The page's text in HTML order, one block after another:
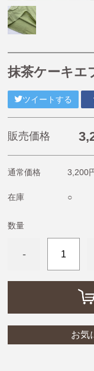
【チュニティー
ツ・ジャージ】
っこう)】
《プチプライス
くまのがっこう
はらぺこあおむ
こぐまちゃんえ
11ぴきのねこ
めがねうさぎ・
わたしのワンピ
ノンタン
フレデリック・
きんぎょがにげ
抹茶ケーキエ
ツイートする
販売価格
通常価格 3,200
在庫 ○
数量
-
お気